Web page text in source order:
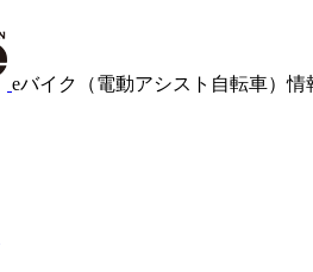
eバイク（電動アシスト自転車）情